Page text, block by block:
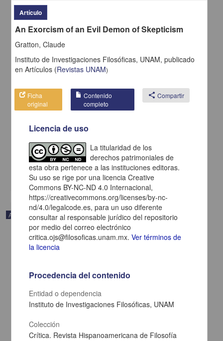
Davidson between Wittgenstein and Tarski
Rorty, Richard - Instituto de Investigaciones Filosóficas, UNAM
2018-12-11
Artes y Humanidades
Artículo
Artículo
An Exorcism of an Evil Demon of Skepticism
Gratton, Claude
Instituto de Investigaciones Filosóficas, UNAM, publicado
enArtículos (Revistas UNAM)
Ficha
original
Contenido
completo
share Compartir
Licencia de uso
La titularidad de los
derechos patrimoniales de
esta obra pertenece a las instituciones editoras.
Su uso se rige por una licencia Creative
Commons BY-NC-ND 4.0 Internacional,
https://creativecommons.org/licenses/by-nc-
nd/4.0/legalcode.es, para un uso diferente
consultar al responsable jurídico del repositorio
por medio del correo electrónico
critica.ojs@filosoficas.unam.mx.Ver términos de
la licencia
Procedencia del contenido
Entidad o dependencia
Instituto de Investigaciones Filosóficas, UNAM
Colección
Crítica. Revista Hispanoamericana de Filosofía